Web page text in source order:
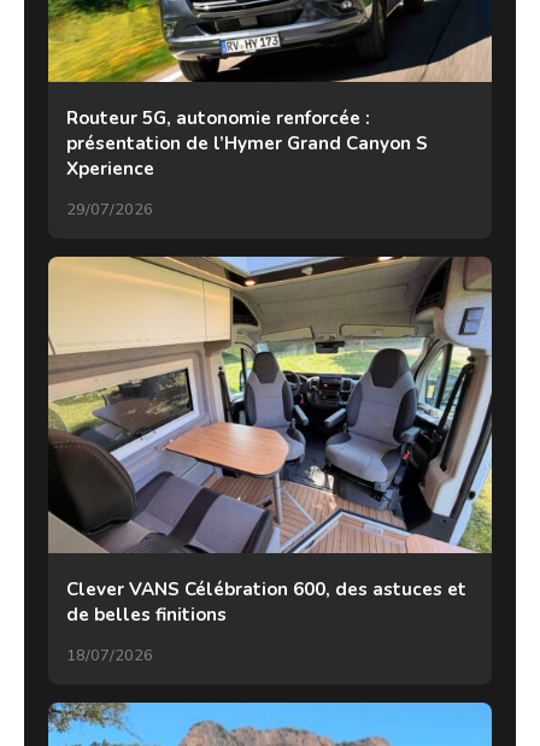
Routeur 5G, autonomie renforcée :
présentation de l’Hymer Grand Canyon S
Xperience
29/07/2026
Clever VANS Célébration 600, des astuces et
de belles finitions
18/07/2026